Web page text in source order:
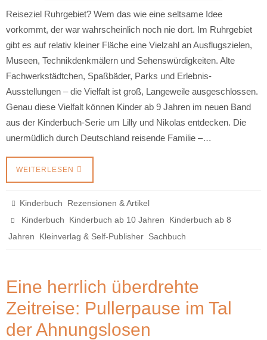
Reiseziel Ruhrgebiet? Wem das wie eine seltsame Idee
vorkommt, der war wahrscheinlich noch nie dort. Im Ruhrgebiet
gibt es auf relativ kleiner Fläche eine Vielzahl an Ausflugszielen,
Museen, Technikdenkmälern und Sehenswürdigkeiten. Alte
Fachwerkstädtchen, Spaßbäder, Parks und Erlebnis-
Ausstellungen – die Vielfalt ist groß, Langeweile ausgeschlossen.
Genau diese Vielfalt können Kinder ab 9 Jahren im neuen Band
aus der Kinderbuch-Serie um Lilly und Nikolas entdecken. Die
unermüdlich durch Deutschland reisende Familie –…
WEITERLESEN
Kinderbuch
Rezensionen & Artikel
Kinderbuch
Kinderbuch ab 10 Jahren
Kinderbuch ab 8
Jahren
Kleinverlag & Self-Publisher Sachbuch
Eine herrlich überdrehte
Zeitreise: Pullerpause im Tal
der Ahnungslosen